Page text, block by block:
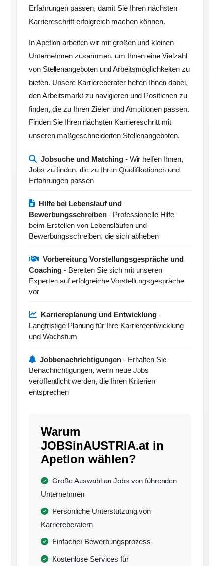
Erfahrungen passen, damit Sie Ihren nächsten
Karriereschritt erfolgreich machen können.
In Apetlon arbeiten wir mit großen und kleinen
Unternehmen zusammen, um Ihnen eine Vielzahl
von Stellenangeboten und Arbeitsmöglichkeiten zu
bieten. Unsere Karriereberater helfen Ihnen dabei,
den Arbeitsmarkt zu navigieren und Positionen zu
finden, die zu Ihren Zielen und Ambitionen passen.
Finden Sie Ihren nächsten Karriereschritt mit
unseren maßgeschneiderten Stellenangeboten.
Jobsuche und Matching - Wir helfen Ihnen,
Jobs zu finden, die zu Ihren Qualifikationen und
Erfahrungen passen
Hilfe bei Lebenslauf und
Bewerbungsschreiben - Professionelle Hilfe
beim Erstellen von Lebensläufen und
Bewerbungsschreiben, die sich abheben
Vorbereitung Vorstellungsgespräche und
Coaching - Bereiten Sie sich mit unseren
Experten auf erfolgreiche Vorstellungsgespräche
vor
Karriereplanung und Entwicklung -
Langfristige Planung für Ihre Karriereentwicklung
und Wachstum
Jobbenachrichtigungen - Erhalten Sie
Benachrichtigungen, wenn neue Jobs
veröffentlicht werden, die Ihren Kriterien
entsprechen
Warum
JOBSinAUSTRIA.at in
Apetlon wählen?
Große Auswahl an Jobs von führenden
Unternehmen
Persönliche Unterstützung von
Karriereberatern
Einfacher Bewerbungsprozess
Kostenlose Services für